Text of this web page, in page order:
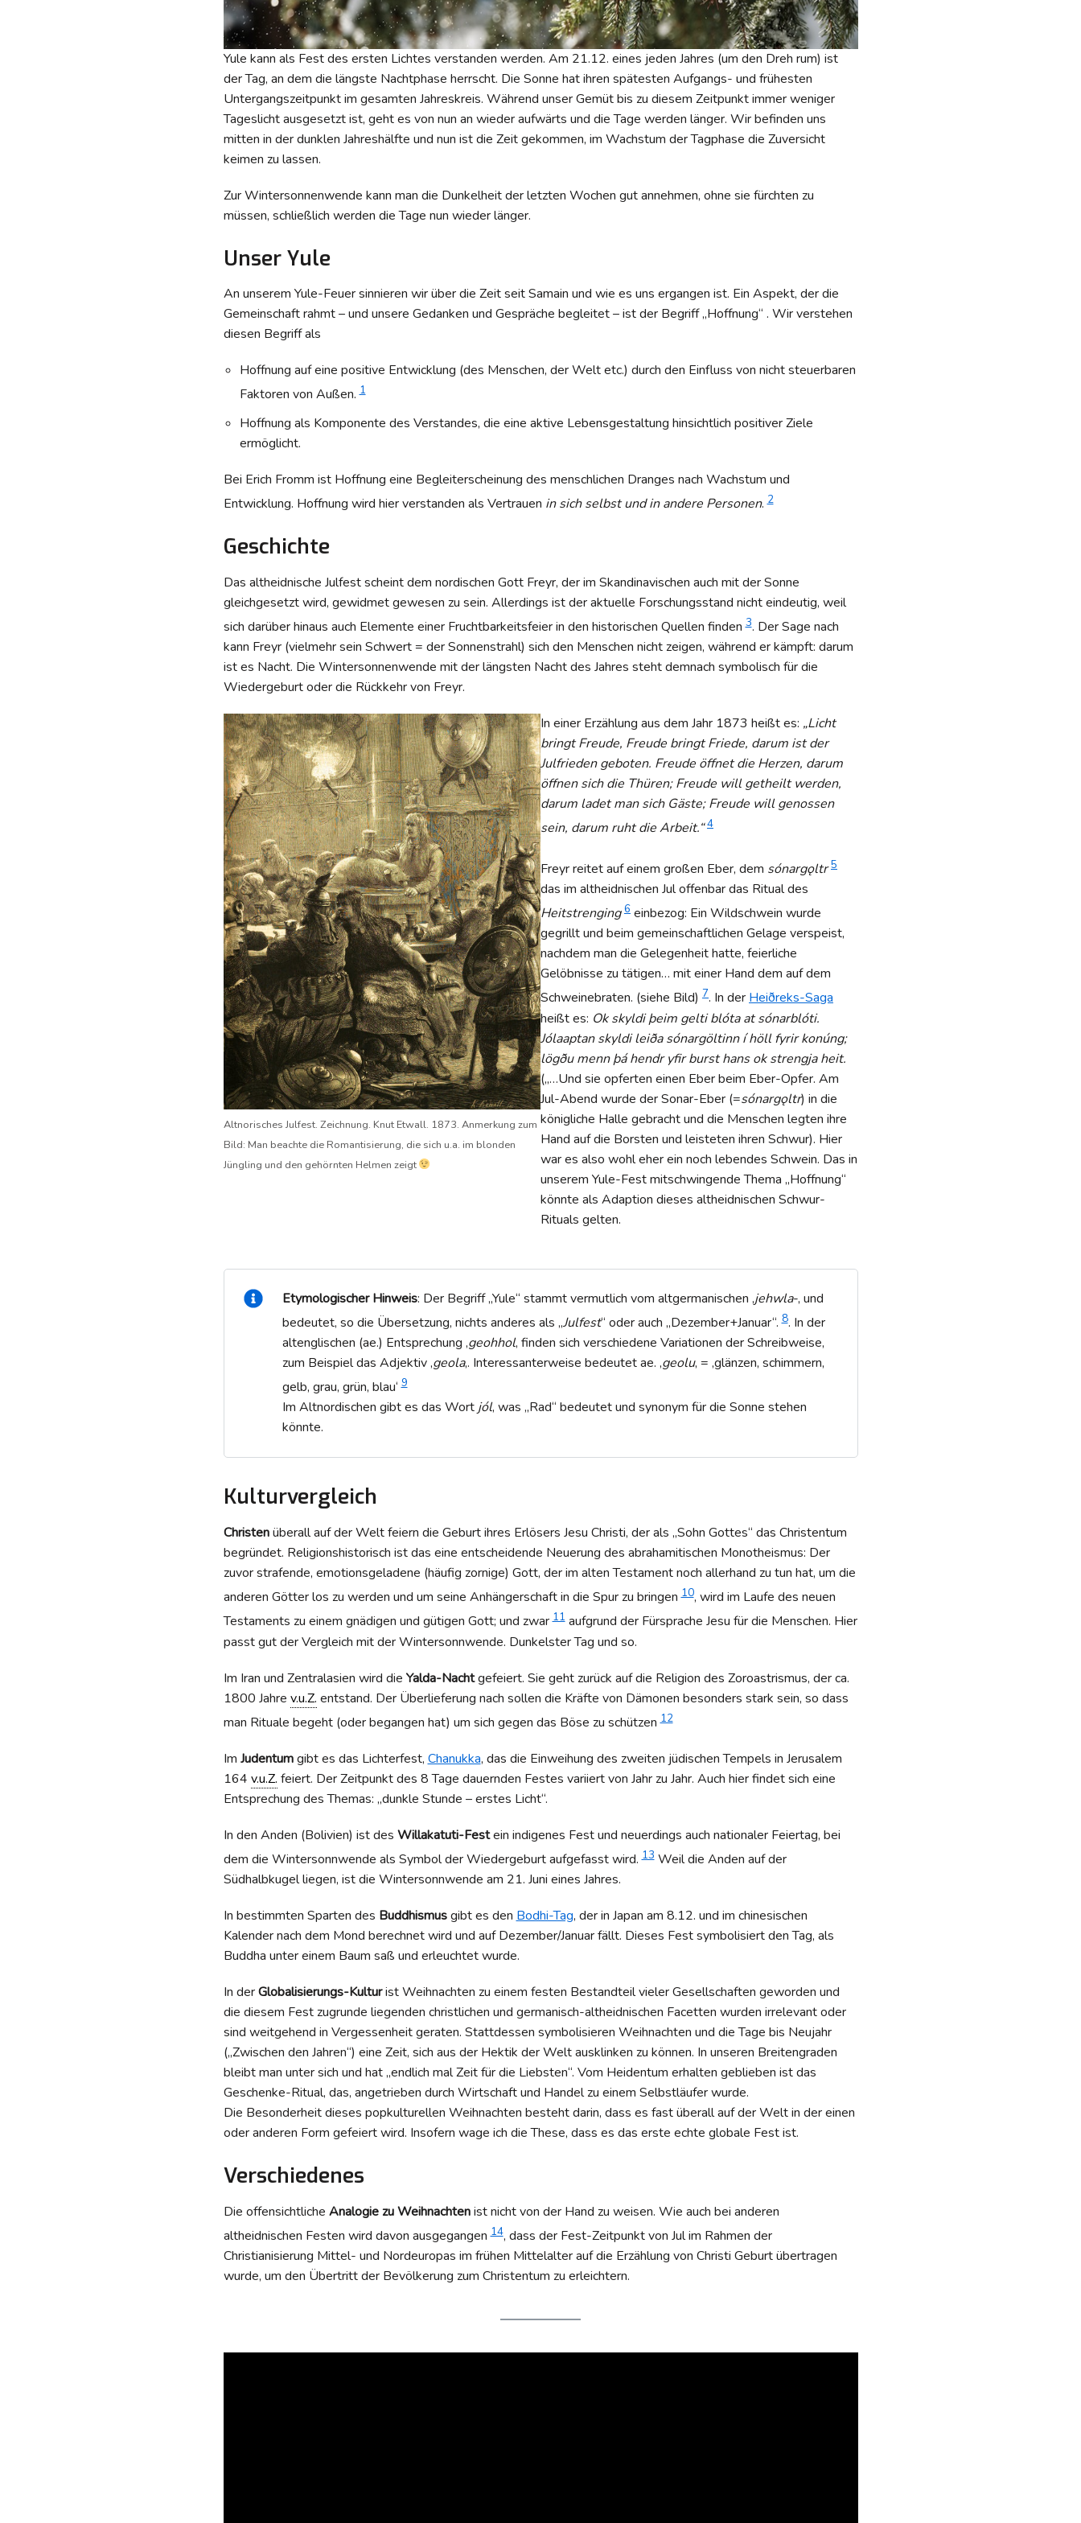
Yule kann als Fest des ersten Lichtes verstanden werden. Am 21.12. eines jeden Jahres (um den Dreh rum) ist
der Tag, an dem die längste Nachtphase herrscht. Die Sonne hat ihren spätesten Aufgangs- und frühesten
Untergangszeitpunkt im gesamten Jahreskreis. Während unser Gemüt bis zu diesem Zeitpunkt immer weniger
Tageslicht ausgesetzt ist, geht es von nun an wieder aufwärts und die Tage werden länger. Wir befinden uns
mitten in der dunklen Jahreshälfte und nun ist die Zeit gekommen, im Wachstum der Tagphase die Zuversicht
keimen zu lassen.
Zur Wintersonnenwende kann man die Dunkelheit der letzten Wochen gut annehmen, ohne sie fürchten zu
müssen, schließlich werden die Tage nun wieder länger.
Unser Yule
An unserem Yule-Feuer sinnieren wir über die Zeit seit Samain und wie es uns ergangen ist. Ein Aspekt, der die
Gemeinschaft rahmt – und unsere Gedanken und Gespräche begleitet – ist der Begriff „Hoffnung“ . Wir verstehen
diesen Begriff als
Hoffnung auf eine positive Entwicklung (des Menschen, der Welt etc.) durch den Einfluss von nicht steuerbaren
Faktoren von Außen.1
Hoffnung als Komponente des Verstandes, die eine aktive Lebensgestaltung hinsichtlich positiver Ziele
ermöglicht.
Bei Erich Fromm ist Hoffnung eine Begleiterscheinung des menschlichen Dranges nach Wachstum und
Entwicklung. Hoffnung wird hier verstanden als Vertrauen in sich selbst und in andere Personen.2
Geschichte
Das altheidnische Julfest scheint dem nordischen Gott Freyr, der im Skandinavischen auch mit der Sonne
gleichgesetzt wird, gewidmet gewesen zu sein. Allerdings ist der aktuelle Forschungsstand nicht eindeutig, weil
sich darüber hinaus auch Elemente einer Fruchtbarkeitsfeier in den historischen Quellen finden3. Der Sage nach
kann Freyr (vielmehr sein Schwert = der Sonnenstrahl) sich den Menschen nicht zeigen, während er kämpft: darum
ist es Nacht. Die Wintersonnenwende mit der längsten Nacht des Jahres steht demnach symbolisch für die
Wiedergeburt oder die Rückkehr von Freyr.
Altnorisches Julfest. Zeichnung. Knut Etwall. 1873. Anmerkung zum
Bild: Man beachte die Romantisierung, die sich u.a. im blonden
Jüngling und den gehörnten Helmen zeigt
In einer Erzählung aus dem Jahr 1873 heißt es: „Licht
bringt Freude, Freude bringt Friede, darum ist der
Julfrieden geboten. Freude öffnet die Herzen, darum
öffnen sich die Thüren; Freude will getheilt werden,
darum ladet man sich Gäste; Freude will genossen
sein, darum ruht die Arbeit.“ 4
Freyr reitet auf einem großen Eber, dem sónargǫltr 5
das im altheidnischen Jul offenbar das Ritual des
Heitstrenging 6 einbezog: Ein Wildschwein wurde
gegrillt und beim gemeinschaftlichen Gelage verspeist,
nachdem man die Gelegenheit hatte, feierliche
Gelöbnisse zu tätigen… mit einer Hand dem auf dem
Schweinebraten. (siehe Bild) 7. In derHeiðreks-Saga
heißt es: Ok skyldi þeim gelti blóta at sónarblóti.
Jólaaptan skyldi leiða sónargöltinn í höll fyrir konúng;
lögðu menn þá hendr yfir burst hans ok strengja heit.
(„…Und sie opferten einen Eber beim Eber-Opfer. Am
Jul-Abend wurde der Sonar-Eber (=sónargǫltr) in die
königliche Halle gebracht und die Menschen legten ihre
Hand auf die Borsten und leisteten ihren Schwur). Hier
war es also wohl eher ein noch lebendes Schwein. Das in
unserem Yule-Fest mitschwingende Thema „Hoffnung“
könnte als Adaption dieses altheidnischen Schwur-
Rituals gelten.
Etymologischer Hinweis: Der Begriff „Yule“ stammt vermutlich vom altgermanischen ‚jehwla-‚ und
bedeutet, so die Übersetzung, nichts anderes als „Julfest“ oder auch „Dezember+Januar“.8. In der
altenglischen (ae.) Entsprechung ‚geohhol‚ finden sich verschiedene Variationen der Schreibweise,
zum Beispiel das Adjektiv ‚geola‚. Interessanterweise bedeutet ae. ‚geolu‚ = ‚glänzen, schimmern,
gelb, grau, grün, blau‘9
Im Altnordischen gibt es das Wort jól, was „Rad“ bedeutet und synonym für die Sonne stehen
könnte.
Kulturvergleich
Christenüberall auf der Welt feiern die Geburt ihres Erlösers Jesu Christi, der als „Sohn Gottes“ das Christentum
begründet. Religionshistorisch ist das eine entscheidende Neuerung des abrahamitischen Monotheismus: Der
zuvor strafende, emotionsgeladene (häufig zornige) Gott, der im alten Testament noch allerhand zu tun hat, um die
anderen Götter los zu werden und um seine Anhängerschaft in die Spur zu bringen10, wird im Laufe des neuen
Testaments zu einem gnädigen und gütigen Gott; und zwar11aufgrund der Fürsprache Jesu für die Menschen. Hier
passt gut der Vergleich mit der Wintersonnwende. Dunkelster Tag und so.
Im Iran und Zentralasien wird die Yalda-Nachtgefeiert. Sie geht zurück auf die Religion des Zoroastrismus, der ca.
1800 Jahre v.u.Z. entstand. Der Überlieferung nach sollen die Kräfte von Dämonen besonders stark sein, so dass
man Rituale begeht (oder begangen hat) um sich gegen das Böse zu schützen12
Im Judentumgibt es das Lichterfest, Chanukka, das die Einweihung des zweiten jüdischen Tempels in Jerusalem
164 v.u.Z. feiert. Der Zeitpunkt des 8 Tage dauernden Festes variiert von Jahr zu Jahr. Auch hier findet sich eine
Entsprechung des Themas: „dunkle Stunde – erstes Licht“.
In den Anden (Bolivien) ist des Willakatuti-Festein indigenes Fest und neuerdings auch nationaler Feiertag, bei
dem die Wintersonnwende als Symbol der Wiedergeburt aufgefasst wird.13Weil die Anden auf der
Südhalbkugel liegen, ist die Wintersonnwende am 21. Juni eines Jahres.
In bestimmten Sparten des Buddhismusgibt es den Bodhi-Tag, der in Japan am 8.12. und im chinesischen
Kalender nach dem Mond berechnet wird und auf Dezember/Januar fällt. Dieses Fest symbolisiert den Tag, als
Buddha unter einem Baum saß und erleuchtet wurde.
In derGlobalisierungs-Kulturist Weihnachten zu einem festen Bestandteil vieler Gesellschaften geworden und
die diesem Fest zugrunde liegenden christlichen und germanisch-altheidnischen Facetten wurden irrelevant oder
sind weitgehend in Vergessenheit geraten. Stattdessen symbolisieren Weihnachten und die Tage bis Neujahr
(„Zwischen den Jahren“) eine Zeit, sich aus der Hektik der Welt ausklinken zu können. In unseren Breitengraden
bleibt man unter sich und hat „endlich mal Zeit für die Liebsten“. Vom Heidentum erhalten geblieben ist das
Geschenke-Ritual, das, angetrieben durch Wirtschaft und Handel zu einem Selbstläufer wurde.
Die Besonderheit dieses popkulturellen Weihnachten besteht darin, dass es fast überall auf der Welt in der einen
oder anderen Form gefeiert wird. Insofern wage ich die These, dass es das erste echte globale Fest ist.
Verschiedenes
Die offensichtliche Analogie zu Weihnachtenist nicht von der Hand zu weisen. Wie auch bei anderen
altheidnischen Festen wird davon ausgegangen14, dass der Fest-Zeitpunkt von Jul im Rahmen der
Christianisierung Mittel- und Nordeuropas im frühen Mittelalter auf die Erzählung von Christi Geburt übertragen
wurde, um den Übertritt der Bevölkerung zum Christentum zu erleichtern.